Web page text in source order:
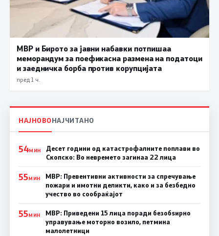
МВР и Бирото за јавни набавки потпишаа
меморандум за поефикасна размена на податоци
и заедничка борба против корупцијата
пред 1 ч.
НАЈНОВОНАЈЧИТАНО
54МИН
Десет години од катастрофалните поплави во
Скопско: Во невремето загинаа 22 лица
55МИН
МВР: Превентивни активности за спречување
пожари и имотни деликти, како и за безбедно
учество во сообраќајот
55МИН
МВР: Приведени 15 лица поради безобѕирно
управување моторно возило, петмина
малолетници